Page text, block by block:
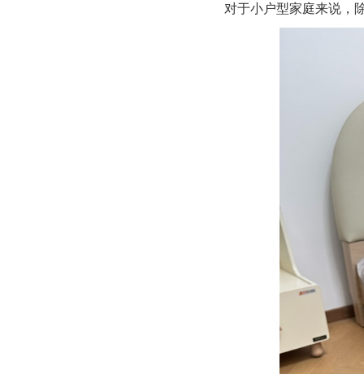
对于小户型家庭来说，